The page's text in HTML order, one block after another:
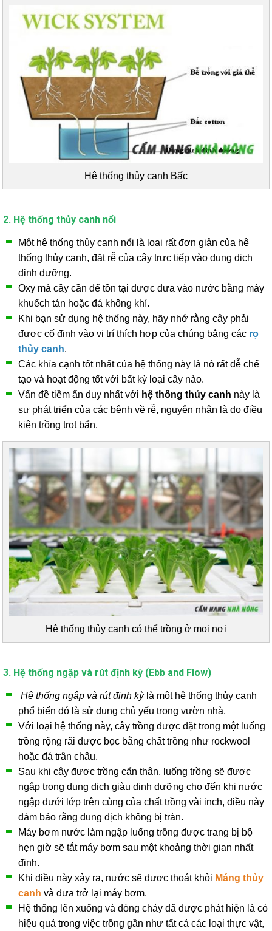
Hệ thống thủy canh Bấc
2. Hệ thống thủy canh nổi
Một hệ thống thủy canh nổi là loại rất đơn giản của hệ
thống thủy canh, đặt rễ của cây trực tiếp vào dung dịch
dinh dưỡng.
Oxy mà cây cần để tồn tại được đưa vào nước bằng máy
khuếch tán hoặc đá không khí.
Khi bạn sử dụng hệ thống này, hãy nhớ rằng cây phải
được cố định vào vị trí thích hợp của chúng bằng các rọ
thủy canh.
Các khía cạnh tốt nhất của hệ thống này là nó rất dễ chế
tạo và hoạt động tốt với bất kỳ loại cây nào.
Vấn đề tiềm ẩn duy nhất với hệ thống thủy canh này là
sự phát triển của các bệnh về rễ, nguyên nhân là do điều
kiện trồng trọt bẩn.
Hệ thống thủy canh có thể trồng ở mọi nơi
3. Hệ thống ngập và rút định kỳ (Ebb and Flow)
Hệ thống ngập và rút định kỳlà một hệ thống thủy canh
phổ biến đó là sử dụng chủ yếu trong vườn nhà.
Với loại hệ thống này, cây trồng được đặt trong một luống
trồng rộng rãi được bọc bằng chất trồng như rockwool
hoặc đá trân châu.
Sau khi cây được trồng cẩn thận, luống trồng sẽ được
ngập trong dung dịch giàu dinh dưỡng cho đến khi nước
ngập dưới lớp trên cùng của chất trồng vài inch, điều này
đảm bảo rằng dung dịch không bị tràn.
Máy bơm nước làm ngập luống trồng được trang bị bộ
hẹn giờ sẽ tắt máy bơm sau một khoảng thời gian nhất
định.
Khi điều này xảy ra, nước sẽ được thoát khỏi Máng thủy
canh và đưa trở lại máy bơm.
Hệ thống lên xuống và dòng chảy đã được phát hiện là có
hiệu quả trong việc trồng gần như tất cả các loại thực vật,